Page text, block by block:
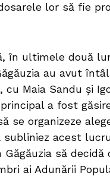
lor să fie
în ultimele două
au avut
cu Maia Sandu și
a fost
se organizeze
subliniez acest
Găgăuzia să
ai Adunării